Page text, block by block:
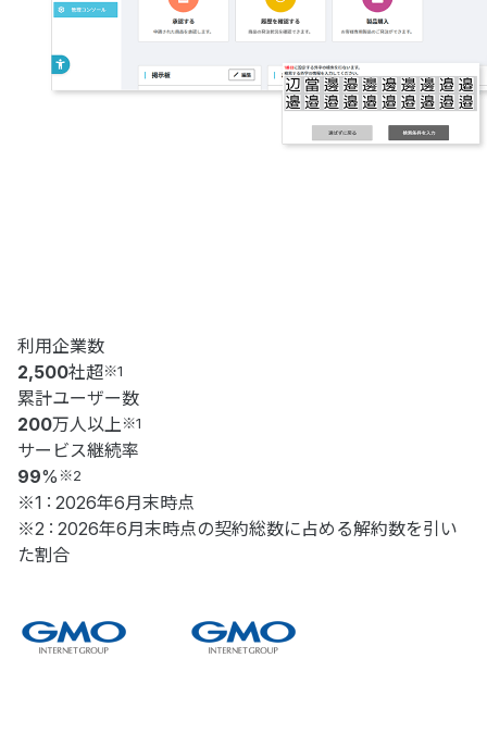
利用企業数
2,500社超※1
累計ユーザー数
200万人以上 ※1
サービス継続率
99% ※2
※1 : 2026年6月末時点
※2 : 2026年6月末時点の契約総数に占める解約数を引い
た割合